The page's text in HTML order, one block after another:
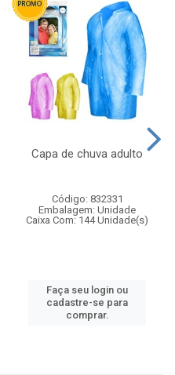
Capa de chuva adulto
Código: 832331
Embalagem: Unidade
Caixa Com: 144 Unidade(s)
Faça seu login ou
cadastre-se para
comprar.